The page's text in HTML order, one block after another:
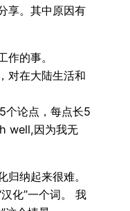
享。其中原因有
的事。
对在大陆生活和
个论点，每点长5
well,因为我无
纳起来很难。
化”一个词。 我